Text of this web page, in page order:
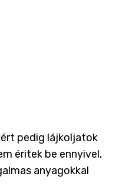
pedig lájkoljatok
éritek be ennyivel,
anyagokkal